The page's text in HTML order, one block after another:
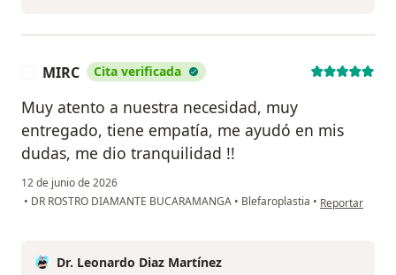
MIRC Cita verificada
Muy atento a nuestra necesidad, muy
entregado, tiene empatía, me ayudó en mis
dudas, me dio tranquilidad !!
12 de junio de 2026
• DR ROSTRO DIAMANTE BUCARAMANGA • Blefaroplastia • en opinión del
Reportar
Dr. Leonardo Diaz Martínez